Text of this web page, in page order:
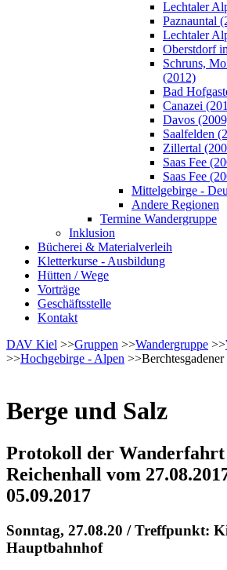
Lechtaler
Paznauntal
Lechtaler
Oberstdorf
Schruns,
(2012)
Bad
Canazei
Davos
Saalfelden
Zillertal
Saas Fee
Saas Fee
Mittelgebirge -
Andere Regionen
Termine Wandergruppe
Inklusion
Bücherei & Materialverleih
Kletterkurse - Ausbildung
Hütten / Wege
Vorträge
Geschäftsstelle
Kontakt
DAV Kiel >>Gruppen >>Wandergruppe >>
>>Hochgebirge - Alpen
Berge und Salz
Protokoll der Wanderfahrt
Reichenhall vom
05.09.2017
Sonntag, 27.08.20 / Treffpunkt:
Hauptbahnhof